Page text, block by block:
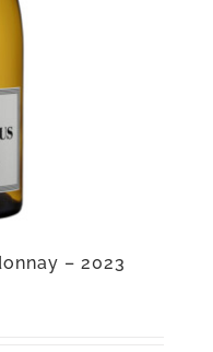
– 2023